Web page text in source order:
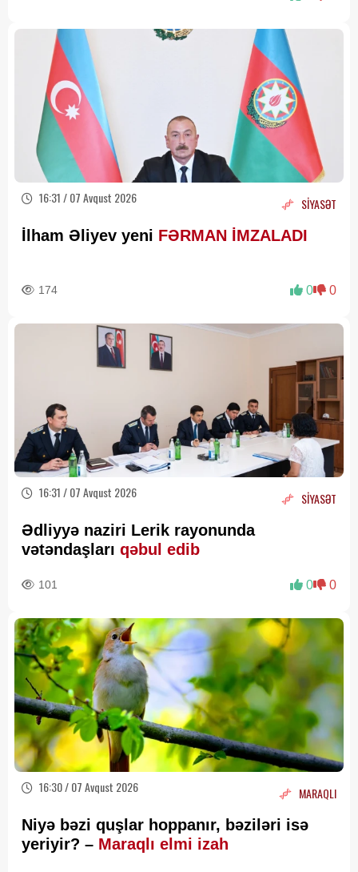
16:31 / 07 Avqust 2026 SİYASƏT
İlham Əliyev yeni FƏRMAN İMZALADI
174 0 0
16:31 / 07 Avqust 2026 SİYASƏT
Ədliyyə naziri Lerik rayonunda
vətəndaşları qəbul edib
101 0 0
16:30 / 07 Avqust 2026 MARAQLI
Niyə bəzi quşlar hoppanır, bəziləri isə
yeriyir? – Maraqlı elmi izah